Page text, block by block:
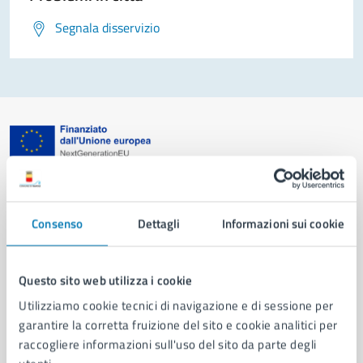
Consenso Dettagli Informazioni sui cookie
Questo sito web utilizza i cookie
Utilizziamo cookie tecnici di navigazione e di sessione per
garantire la corretta fruizione del sito e cookie analitici per
raccogliere informazioni sull'uso del sito da parte degli
Segnala disservizio
Organi di governo
Municipalità
Uffici
Enti e fondazioni
Politici